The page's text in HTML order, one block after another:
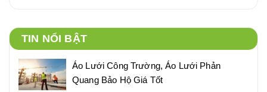
TIN NỔI BẬT
Áo Lưới Công Trường, Áo Lưới Phản
Quang Bảo Hộ Giá Tốt